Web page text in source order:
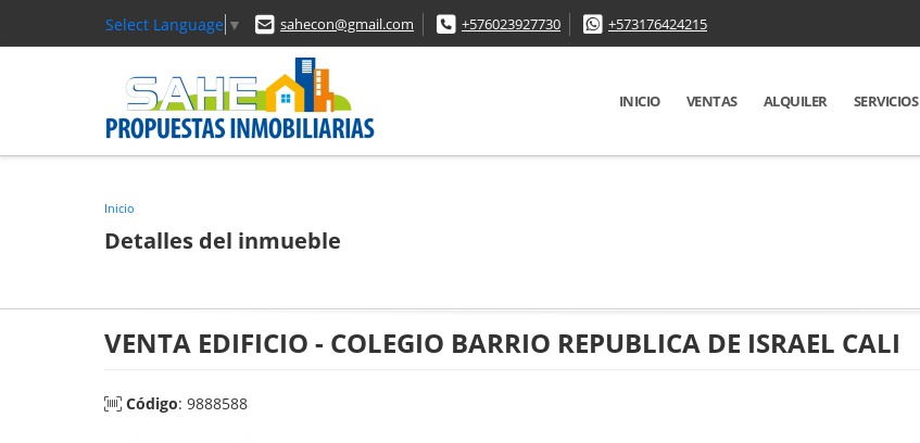
Select Language ▼ sahecon@gmail.com +576023927730 +573176424215
INICIO VENTAS ALQUILER SERVICIOS
Inicio
Detalles del inmueble
VENTA EDIFICIO - COLEGIO BARRIO REPUBLICA DE ISRAEL CALI
Código: 9888588